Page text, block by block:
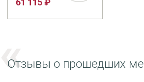
подходы к решению
корпоративной
61 115 ₽
Отзывы о прошедших